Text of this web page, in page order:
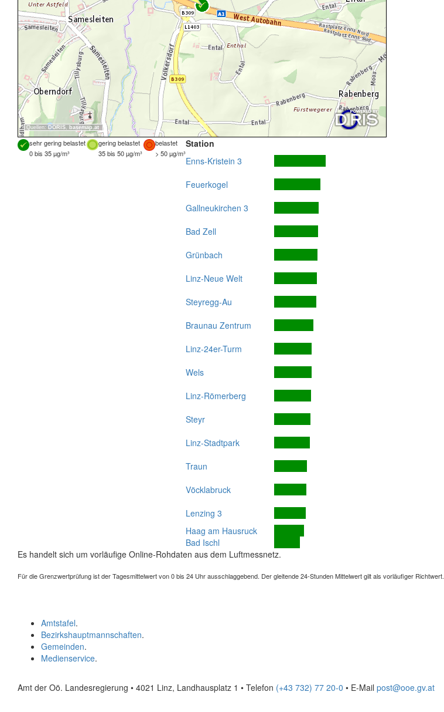
Quellen: DORIS, basemap.at
sehr gering belastet gering belastet
belastet
0 bis 35 µg/m³
35 bis 50 µg/m³ > 50 µg/m³
Station
Enns-Kristein 3
Feuerkogel
Gallneukirchen 3
Bad Zell
Grünbach
Linz-Neue Welt
Steyregg-Au
Braunau Zentrum
Linz-24er-Turm
Wels
Linz-Römerberg
Steyr
Linz-Stadtpark
Traun
Vöcklabruck
Lenzing 3
Haag am Hausruck
Bad Ischl
Es handelt sich um vorläufige Online-Rohdaten aus dem Luftmessnetz.
Für die Grenzwertprüfung ist der Tagesmittelwert von 0 bis 24 Uhr ausschlaggebend. Der gleitende 24-Stunden Mittelwert gilt als vorläufiger Richtwert.
Amtstafel.
Bezirkshauptmannschaften.
Gemeinden.
Medienservice.
Amt der Oö. Landesregierung • 4021 Linz, Landhausplatz 1 • Telefon (+43 732) 77 20-0 • E-Mail post@ooe.gv.at